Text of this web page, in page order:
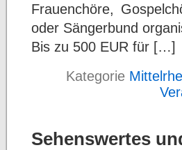
Frauenchöre,
oder Sängerbund
Bis zu 500 EUR für […]
Kategorie
Sehenswertes